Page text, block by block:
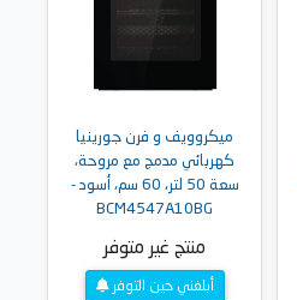
ميكروويف و فرن جورينيا
كهربائي مدمج مع مروحة،
سعة 50 لتر، 60 سم، أسود -
BCM4547A10BG
منتج غير متوفر
أبلغني حين التوفر